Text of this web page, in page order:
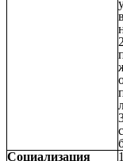
Социализация